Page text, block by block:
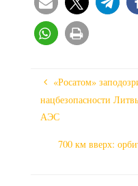
«Росатом»
нацбезопасности
АЭС
700 км вверх: